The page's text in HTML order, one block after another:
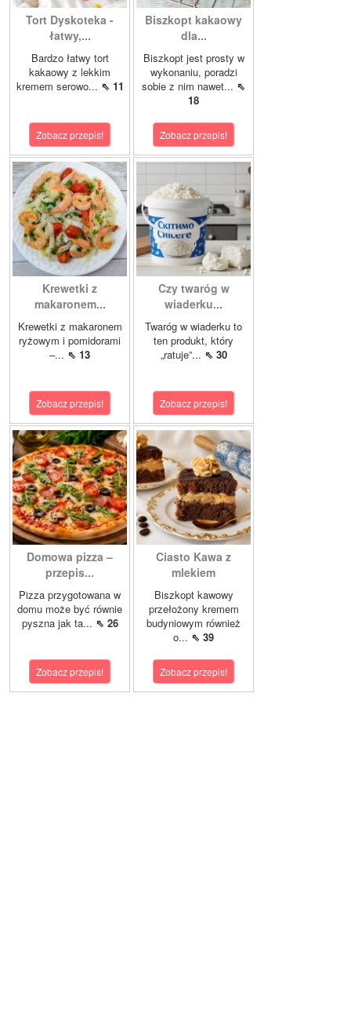
Tort Dyskoteka -
łatwy,...
Bardzo łatwy tort
kakaowy z lekkim
kremem serowo... ⇖ 11
Zobacz przepis!
Biszkopt kakaowy
dla...
Biszkopt jest prosty w
wykonaniu, poradzi
sobie z nim nawet... ⇖
18
Zobacz przepis!
Krewetki z
makaronem...
Krewetki z makaronem
ryżowym i pomidorami
–... ⇖ 13
Zobacz przepis!
Czy twaróg w
wiaderku...
Twaróg w wiaderku to
ten produkt, który
„ratuje”... ⇖ 30
Zobacz przepis!
Domowa pizza –
przepis...
Pizza przygotowana w
domu może być równie
pyszna jak ta... ⇖ 26
Zobacz przepis!
Ciasto Kawa z
mlekiem
Biszkopt kawowy
przełożony kremem
budyniowym również
o... ⇖ 39
Zobacz przepis!